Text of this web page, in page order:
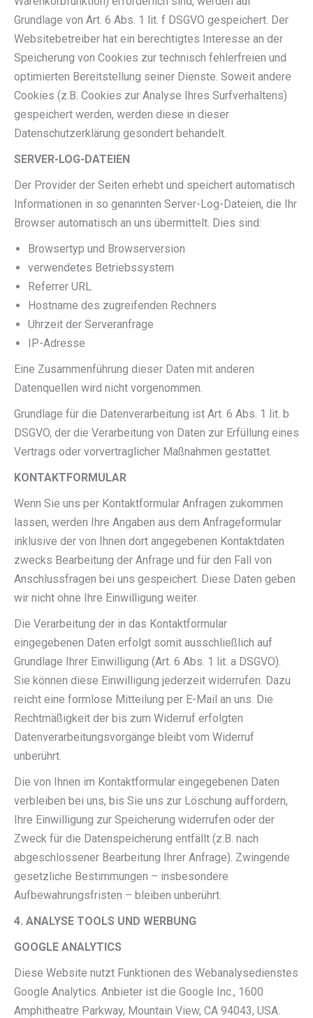
Grundlage von Art. 6 Abs. 1 lit. f DSGVO gespeichert. Der
Websitebetreiber hat ein berechtigtes Interesse an der
Speicherung von Cookies zur technisch fehlerfreien und
optimierten Bereitstellung seiner Dienste. Soweit andere
Cookies (z.B. Cookies zur Analyse Ihres Surfverhaltens)
gespeichert werden, werden diese in dieser
Datenschutzerklärung gesondert behandelt.
SERVER-LOG-DATEIEN
Der Provider der Seiten erhebt und speichert automatisch
Informationen in so genannten Server-Log-Dateien, die Ihr
Browser automatisch an uns übermittelt. Dies sind:
Browsertyp und Browserversion
verwendetes Betriebssystem
Referrer URL
Hostname des zugreifenden Rechners
Uhrzeit der Serveranfrage
IP-Adresse
Eine Zusammenführung dieser Daten mit anderen
Datenquellen wird nicht vorgenommen.
Grundlage für die Datenverarbeitung ist Art. 6 Abs. 1 lit. b
DSGVO, der die Verarbeitung von Daten zur Erfüllung eines
Vertrags oder vorvertraglicher Maßnahmen gestattet.
KONTAKTFORMULAR
Wenn Sie uns per Kontaktformular Anfragen zukommen
lassen, werden Ihre Angaben aus dem Anfrageformular
inklusive der von Ihnen dort angegebenen Kontaktdaten
zwecks Bearbeitung der Anfrage und für den Fall von
Anschlussfragen bei uns gespeichert. Diese Daten geben
wir nicht ohne Ihre Einwilligung weiter.
Die Verarbeitung der in das Kontaktformular
eingegebenen Daten erfolgt somit ausschließlich auf
Grundlage Ihrer Einwilligung (Art. 6 Abs. 1 lit. a DSGVO).
Sie können diese Einwilligung jederzeit widerrufen. Dazu
reicht eine formlose Mitteilung per E-Mail an uns. Die
Rechtmäßigkeit der bis zum Widerruf erfolgten
Datenverarbeitungsvorgänge bleibt vom Widerruf
unberührt.
Die von Ihnen im Kontaktformular eingegebenen Daten
verbleiben bei uns, bis Sie uns zur Löschung auffordern,
Ihre Einwilligung zur Speicherung widerrufen oder der
Zweck für die Datenspeicherung entfällt (z.B. nach
abgeschlossener Bearbeitung Ihrer Anfrage). Zwingende
gesetzliche Bestimmungen – insbesondere
Aufbewahrungsfristen – bleiben unberührt.
4. ANALYSE TOOLS UND WERBUNG
GOOGLE ANALYTICS
Diese Website nutzt Funktionen des Webanalysedienstes
Google Analytics. Anbieter ist die Google Inc., 1600
Amphitheatre Parkway, Mountain View, CA 94043, USA.